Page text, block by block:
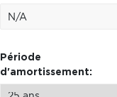
Période
d'amortissement: